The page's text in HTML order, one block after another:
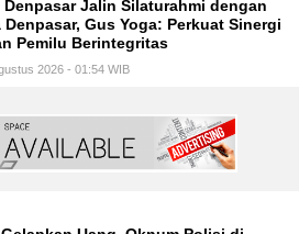
Denpasar Jalin Silaturahmi dengan
Denpasar, Gus Yoga: Perkuat Sinergi
Pemilu Berintegritas
2026 - 01:54 WIB